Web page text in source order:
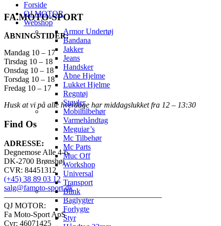
Forside
QJ MOTOR
Webshop
Armor Undertøj
Bandana
Jakker
Jeans
Handsker
Åbne Hjelme
Lukket Hjelme
Regntøj
Støvler
Mobiltilbehør
Varmehåndtag
Meguiar’s
Mc Tilbehør
Mc Parts
Muc Off
Workshop
Universal
Transport
Blink
Baglygter
Forlygte
Styr
FA.MOTO-SPORT
ÅBNINGSTIDER:
Mandag 10 – 17
Tirsdag 10 – 18
Onsdag 10 – 18
Torsdag 10 – 18
Fredag 10 – 17
Husk at vi på alle hverdage har middagslukket fra 12 – 13:30
Find Os
ADRESSE:
Degnemose Alle 4-6,
DK-2700 Brønshøj
CVR: 84451312
(+45) 38 89 03 12
salg@famoto-sport.dk
————————————————————
QJ MOTOR:
Fa Moto-Sport ApS
Cvr: 46071425